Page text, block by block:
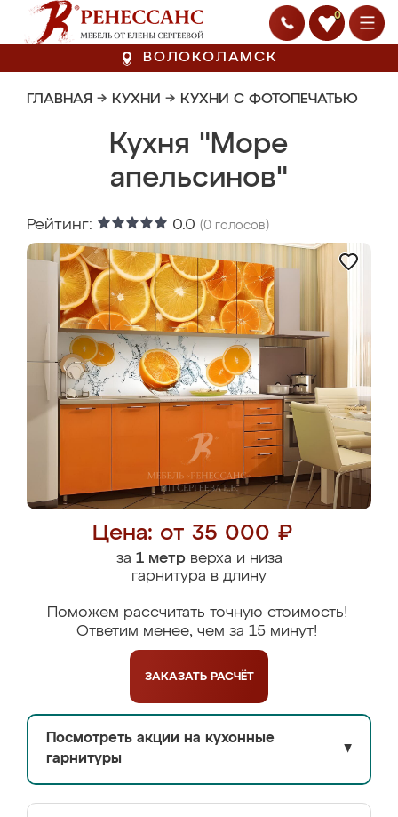
0
ВОЛОКОЛАМСК
ГЛАВНАЯ → КУХНИ → КУХНИ С ФОТОПЕЧАТЬЮ
Кухня "Море
апельсинов"
Рейтинг: 0.0 (0 голосов)
Цена: от 35 000 ₽
за 1 метрверха и низа
гарнитура в длину
Поможем рассчитать точную стоимость!
Ответим менее, чем за 15 минут!
ЗАКАЗАТЬ РАСЧЁТ
Посмотреть акции на кухонные
гарнитуры
▼